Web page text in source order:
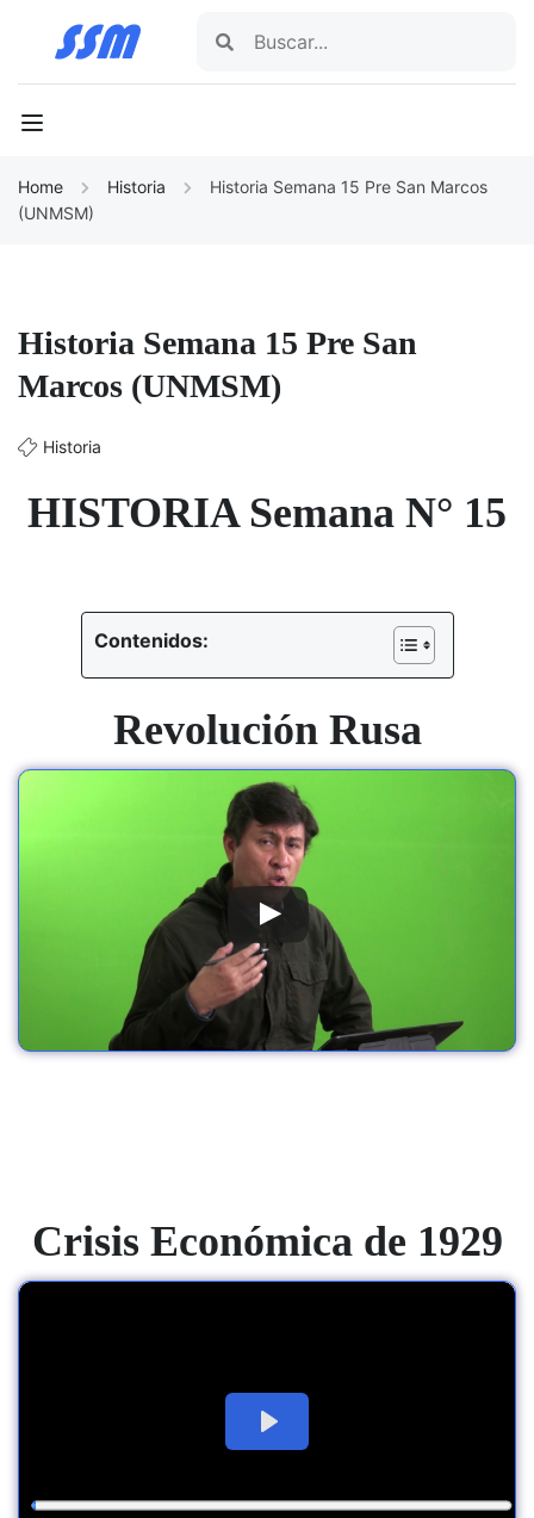
Home Historia
Historia Semana 15 Pre San Marcos
(UNMSM)
Historia Semana 15 Pre San
Marcos (UNMSM)
Historia
HISTORIA Semana N° 15
Contenidos:
Revolución Rusa
Crisis Económica de 1929